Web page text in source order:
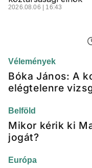
2026.08.06 | 16:43
Vélemények
Bóka János: A
elégtelenre
Belföld
Mikor kérik ki
jogát?
Európa